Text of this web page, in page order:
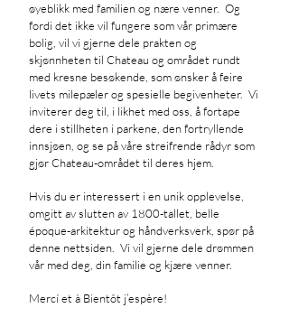
øyeblikk med familien og nære venner. Og
fordi det ikke vil fungere som vår primære
bolig, vil vi gjerne dele prakten og
skjønnheten til Chateau og området rundt
med kresne besøkende, som ønsker å feire
livets milepæler og spesielle begivenheter. Vi
inviterer deg til, i likhet med oss, å fortape
dere i stillheten i parkene, den fortryllende
innsjøen, og se på våre streifrende rådyr som
gjør Chateau-området til deres hjem.
Hvis du er interessert i en unik opplevelse,
omgitt av slutten av 1800-tallet, belle
époque-arkitektur og håndverksverk, spør på
denne nettsiden. Vi vil gjerne dele drømmen
vår med deg, din familie og kjære venner.
Mercí et à Bientôt j’espère!